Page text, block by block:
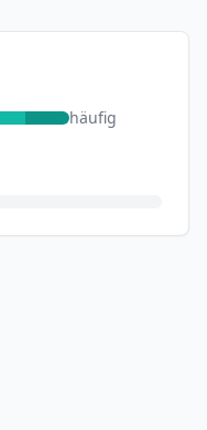
häufig